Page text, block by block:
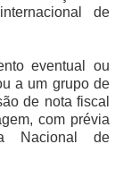
de
eventual ou
a um grupo de
de nota fiscal
com prévia
Nacional de